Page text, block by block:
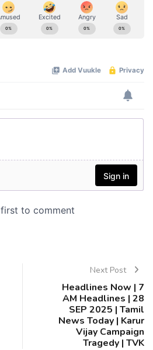
Next Post
Headlines Now | 7
AM Headlines | 28
SEP 2025 | Tamil
News Today | Karur
Vijay Campaign
Tragedy | TVK